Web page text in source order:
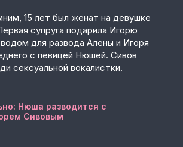
15 лет был женат на девушке
супруга подарила Игорю
для развода Алены и Игоря
с певицей Нюшей. Сивов
сексуальной вокалистки.
Нюша разводится с
Сивовым